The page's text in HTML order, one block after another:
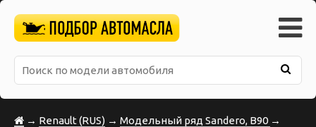
→ Renault (RUS) → Модельный ряд Sandero, B90 →